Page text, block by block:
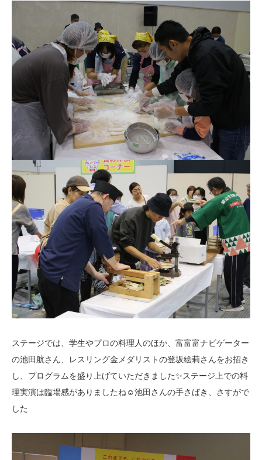
ステージでは、学生やプロの料理人のほか、富富富ナビゲーター
の池田航さん、レスリング金メダリストの登坂絵莉さんをお招き
し、プログラムを盛り上げていただきました✨ステージ上での料
理実演は臨場感がありましたね☺池田さんの手さばき、さすがで
した